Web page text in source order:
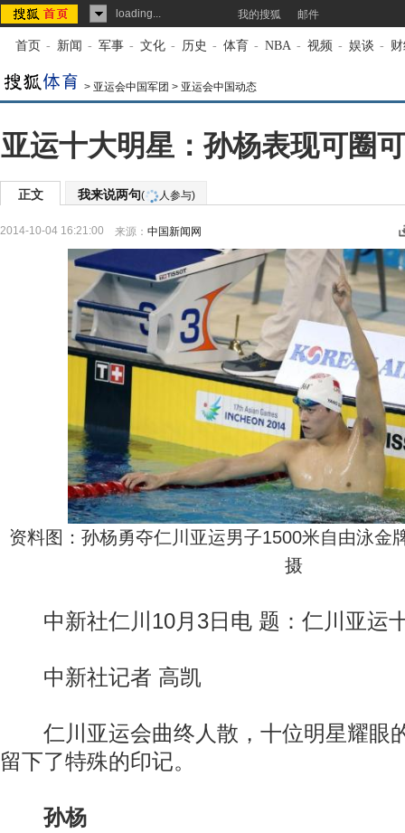
loading... 我的搜狐 邮件
首页 - 新闻 - 军事 - 文化 - 历史 - 体育 - NBA - 视频 - 娱谈 -
> 亚运会中国军团 > 亚运会中国动态
亚运十大明星：孙杨表现可圈
正文 我来说两句( 人参与)
2014-10-04 16:21:00 来源： 中国新闻网
资料图：孙杨勇夺仁川亚运男子1500米自由泳金
摄
中新社仁川10月3日电 题：仁川亚运
中新社记者 高凯
仁川亚运会曲终人散，十位明星耀眼
留下了特殊的印记。
孙杨